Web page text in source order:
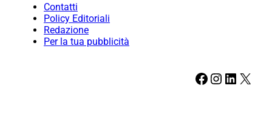
Contatti
Policy Editoriali
Redazione
Per la tua pubblicità
Facebook Instagram LinkedIn X